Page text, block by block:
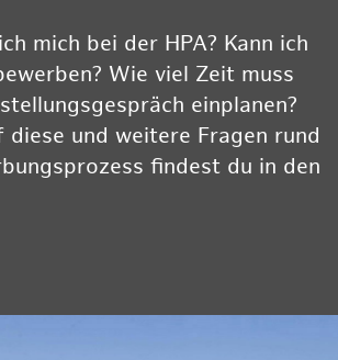
mich bei der HPA? Kann ich
Wie viel Zeit muss
einplanen?
und weitere Fragen rund
findest du in den